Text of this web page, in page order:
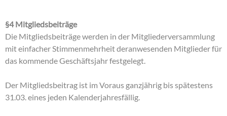
§4 Mitgliedsbeiträge
Die Mitgliedsbeiträge werden in der Mitgliederversammlung
mit einfacher Stimmenmehrheit deranwesenden Mitglieder für
das kommende Geschäftsjahr festgelegt.
Der Mitgliedsbeitrag ist im Voraus ganzjährig bis spätestens
31.03. eines jeden Kalenderjahresfällig.